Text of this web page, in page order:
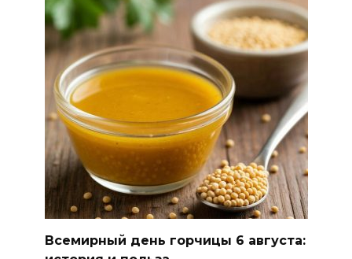
Зарядка со стражем порядка
05 августа 2026 18:35
Молодые инженеры
05 августа 2026 18:32
По пути к большой трассе
05 августа 2026 18:32
Футбольный разгром в Кубке
Всемирный день горчицы 6 августа: